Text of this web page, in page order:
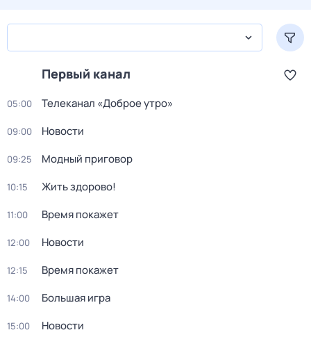
Первый канал
05:00 Телеканал «Доброе утро»
09:00 Новости
09:25 Модный приговор
10:15 Жить здорово!
11:00 Время покажет
12:00 Новости
12:15 Время покажет
14:00 Большая игра
15:00 Новости